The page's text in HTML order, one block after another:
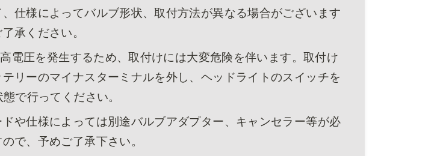
仕様によってバルブ形状、取付方法が異なる場合がございます
承ください。
電圧を発生するため、取付けには大変危険を伴います。取付け
リーのマイナスターミナルを外し、ヘッドライトのスイッチを
で行ってください。
や仕様によっては別途バルブアダプター、キャンセラー等が必
で、予めご了承下さい。